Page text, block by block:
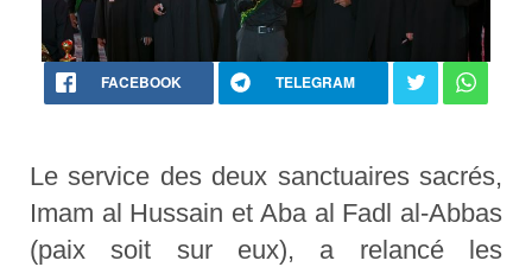
FACEBOOK TELEGRAM
Le service des deux sanctuaires sacrés,
Imam al Hussain et Aba al Fadl al-Abbas
(paix soit sur eux), a relancé les